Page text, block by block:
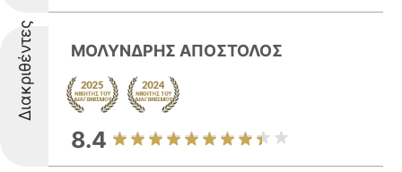
Διακριθέντες ΜΟΛΥΝΔΡΗΣ ΑΠΟΣΤΟΛΟΣ
8.4